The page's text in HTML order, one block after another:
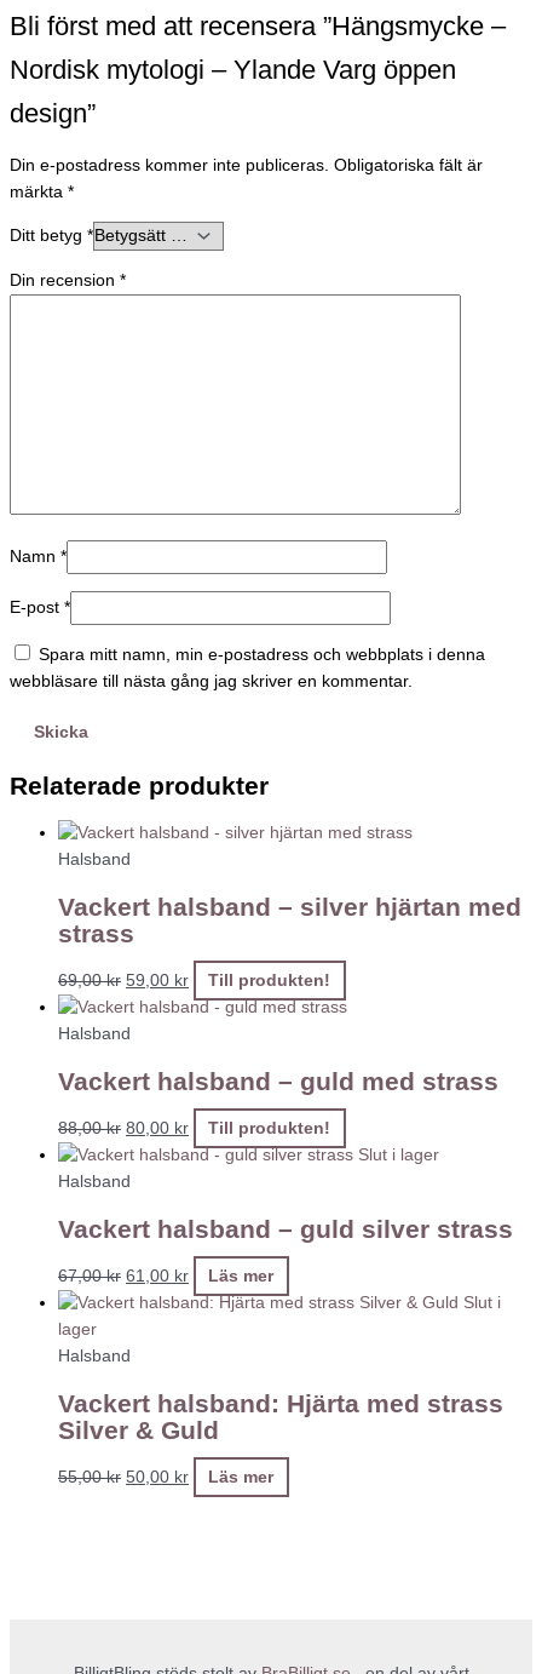
Bli först med att recensera ”Hängsmycke –
Nordisk mytologi – Ylande Varg öppen
design”
Din e-postadress kommer inte publiceras. Obligatoriska fält är
märkta *
Ditt betyg *
Din recension *
Namn *
E-post *
Spara mitt namn, min e-postadress och webbplats i denna
webbläsare till nästa gång jag skriver en kommentar.
Relaterade produkter
Halsband
Vackert halsband – silver hjärtan med
strass
69,00kr 59,00 kr Till produkten!
Halsband
Vackert halsband – guld med strass
88,00kr 80,00 kr Till produkten!
Slut i lager
Halsband
Vackert halsband – guld silver strass
67,00kr 61,00 kr Läs mer
Slut i
lager
Halsband
Vackert halsband: Hjärta med strass
Silver & Guld
55,00kr 50,00 kr Läs mer